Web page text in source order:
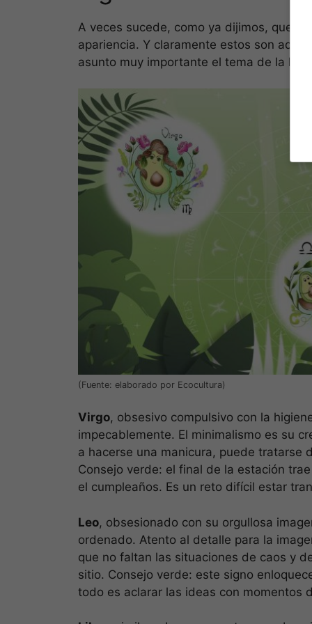
A veces sucede, como ya dijimos, que
apariencia. Y claramente estos son
asunto muy importante el tema de la
(Fuente: elaborado por Ecocultura)
Virgo, obsesivo compulsivo con la
impecablemente. El minimalismo es su
a hacerse una manicura, puede tratarse
Consejo verde: el final de la estación
el cumpleaños. Es un reto difícil estar
Leo, obsesionado con su orgullosa
ordenado. Atento al detalle para la
que no faltan las situaciones de caos y
sitio. Consejo verde: este signo
todo es aclarar las ideas con momentos